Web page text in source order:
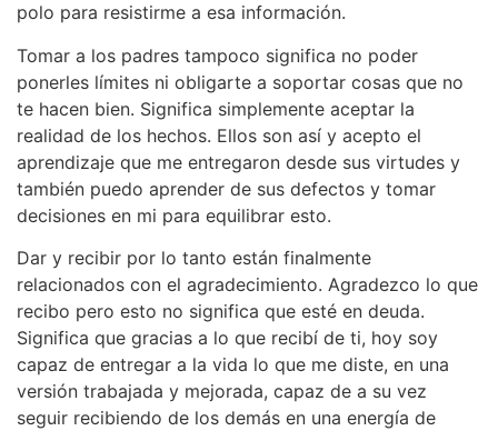
polo para resistirme a esa información.
Tomar a los padres tampoco significa no poder
ponerles límites ni obligarte a soportar cosas que no
te hacen bien. Significa simplemente aceptar la
realidad de los hechos. Ellos son así y acepto el
aprendizaje que me entregaron desde sus virtudes y
también puedo aprender de sus defectos y tomar
decisiones en mi para equilibrar esto.
Dar y recibir por lo tanto están finalmente
relacionados con el agradecimiento. Agradezco lo que
recibo pero esto no significa que esté en deuda.
Significa que gracias a lo que recibí de ti, hoy soy
capaz de entregar a la vida lo que me diste, en una
versión trabajada y mejorada, capaz de a su vez
seguir recibiendo de los demás en una energía de